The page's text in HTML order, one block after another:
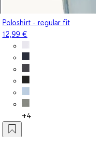
Poloshirt - regular fit
12,99 €
+4